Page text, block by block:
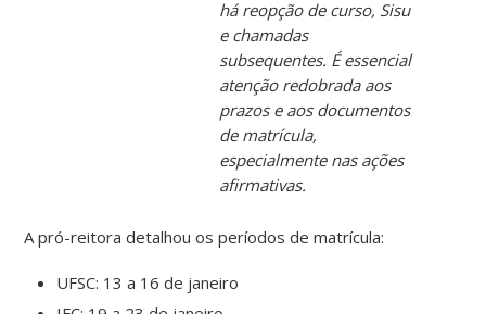
há reopção de curso, Sisu
e chamadas
subsequentes. É essencial
atenção redobrada aos
prazos e aos documentos
de matrícula,
especialmente nas ações
afirmativas.
A pró-reitora detalhou os períodos de matrícula:
UFSC: 13 a 16 de janeiro